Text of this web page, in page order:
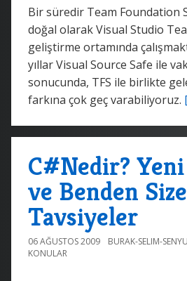
Bir süredir Team Foundation
doğal olarak Visual Studio
geliştirme ortamında
yıllar Visual Source Safe ile
sonucunda, TFS ile birlikte
farkına çok geç varabiliyoruz.
C#Nedir?
ve Benden Size
Tavsiyeler
06 AĞUSTOS 2009 BURAK-SELIM-
KONULAR